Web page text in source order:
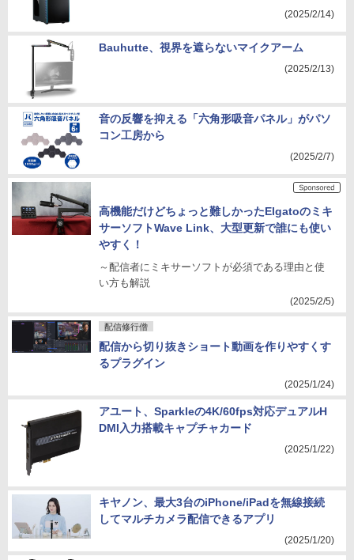
(2025/2/14)
Bauhutte、視界を遮らないマイクアーム
(2025/2/13)
音の反響を抑える「六角形吸音パネル」がパソ
コン工房から
(2025/2/7)
高機能だけどちょっと難しかったElgatoのミキ
サーソフトWave Link、大型更新で誰にも使い
やすく！
～配信者にミキサーソフトが必須である理由と使
い方も解説
(2025/2/5)
配信修行僧
配信から切り抜きショート動画を作りやすくす
るプラグイン
(2025/1/24)
アユート、Sparkleの4K/60fps対応デュアルH
DMI入力搭載キャプチャカード
(2025/1/22)
キヤノン、最大3台のiPhone/iPadを無線接続
してマルチカメラ配信できるアプリ
(2025/1/20)